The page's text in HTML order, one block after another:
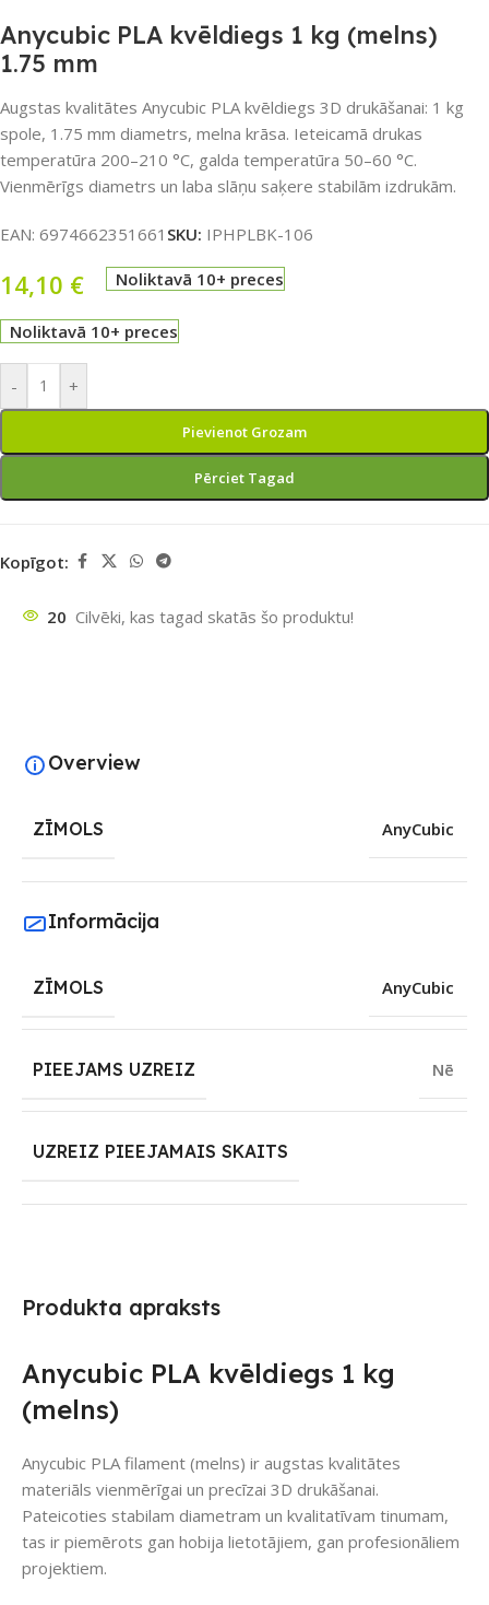
Anycubic PLA kvēldiegs 1 kg (melns)
1.75 mm
Augstas kvalitātes Anycubic PLA kvēldiegs 3D drukāšanai: 1 kg
spole, 1.75 mm diametrs, melna krāsa. Ieteicamā drukas
temperatūra 200–210 °C, galda temperatūra 50–60 °C.
Vienmērīgs diametrs un laba slāņu saķere stabilām izdrukām.
EAN: 6974662351661 SKU: IPHPLBK-106
14,10 € Noliktavā 10+ preces
Noliktavā 10+ preces
- +
Pievienot Grozam
Pērciet Tagad
Kopīgot:
20 Cilvēki, kas tagad skatās šo produktu!
Produkta apraksts
Anycubic PLA kvēldiegs 1 kg
(melns)
Anycubic PLA filament (melns) ir augstas kvalitātes
materiāls vienmērīgai un precīzai 3D drukāšanai.
Pateicoties stabilam diametram un kvalitatīvam tinumam,
tas ir piemērots gan hobija lietotājiem, gan profesionāliem
projektiem.
Overview
ZĪMOLS AnyCubic
Informācija
ZĪMOLS AnyCubic
PIEEJAMS UZREIZ Nē
UZREIZ PIEEJAMAIS SKAITS